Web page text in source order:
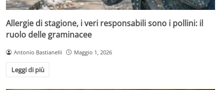
Allergie di stagione, i veri responsabili sono i pollini: il
ruolo delle graminacee
Antonio Bastianelli Maggio 1, 2026
Leggi di più